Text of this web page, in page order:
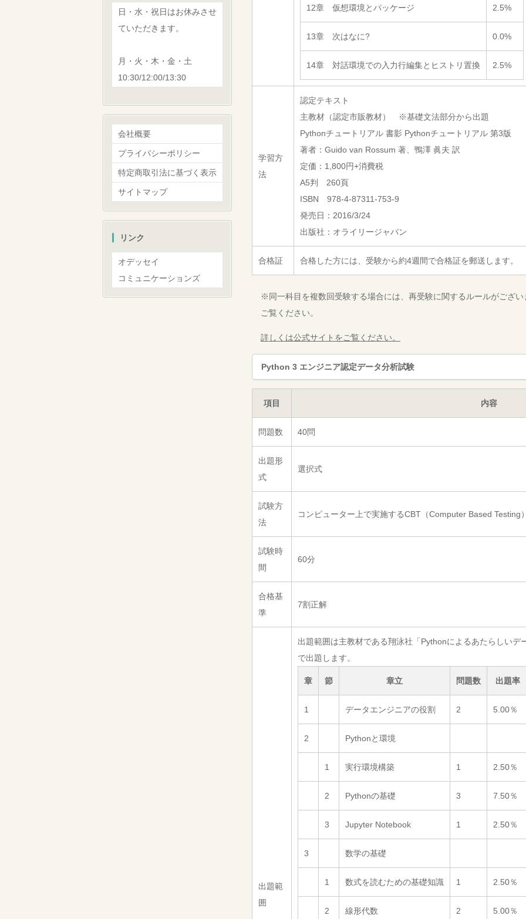
12章 仮想環境とパッケージ 2.5%
13章 次はなに? 0.0%
14章 対話環境での入力行編集とヒストリ置換 2.5%
学習方
法
認定テキスト
主教材（認定市販教材） ※基礎文法部分から出題
Pythonチュートリアル 書影 Pythonチュートリアル 第3版
著者：Guido van Rossum 著、鴨澤 眞夫 訳
定価：1,800円+消費税
A5判 260頁
ISBN 978-4-87311-753-9
発売日：2016/3/24
出版社：オライリージャパン
合格証 合格した方には、受験から約4週間で合格証を郵送します。
※同一科目を複数回受験する場合には、再受験に関するルールがござい
ご覧ください。
詳しくは公式サイトをご覧ください。
Python 3 エンジニア認定データ分析試験
項目 内容
問題数 40問
出題形
式
選択式
試験方
法
コンピューター上で実施するCBT（Computer Based Testing
試験時
間
60分
合格基
準
7割正解
出題範
囲
出題範囲は主教材である翔泳社「Pythonによるあたらしい
で出題します。
章 節 章立 問題数 出題率
1 データエンジニアの役割 2 5.00％
2 Pythonと環境
1 実行環境構築 1 2.50％
2 Pythonの基礎 3 7.50％
3 Jupyter Notebook 1 2.50％
3 数学の基礎
1 数式を読むための基礎知識 1 2.50％
2 線形代数 2 5.00％
日・水・祝日はお休みさせ
ていただきます。
月・火・木・金・土
10:30/12:00/13:30
会社概要
プライバシーポリシー
特定商取引法に基づく表示
サイトマップ
リンク
オデッセイ
コミュニケーションズ